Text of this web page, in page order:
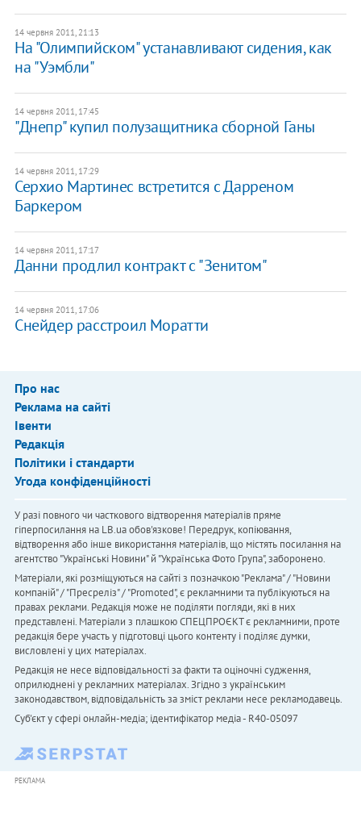
14 червня 2011, 21:13
На "Олимпийском" устанавливают сидения, как
на "Уэмбли"
14 червня 2011, 17:45
"Днепр" купил полузащитника сборной Ганы
14 червня 2011, 17:29
Серхио Мартинес встретится с Дарреном
Баркером
14 червня 2011, 17:17
Данни продлил контракт с "Зенитом"
14 червня 2011, 17:06
Снейдер расстроил Моратти
Про нас
Реклама на сайті
Івенти
Редакція
Політики і стандарти
Угода конфіденційності
У разі повного чи часткового відтворення матеріалів пряме
гіперпосилання на LB.ua обов'язкове! Передрук, копіювання,
відтворення або інше використання матеріалів, що містять посилання на
агентство "Українськi Новини" й "Українська Фото Група", заборонено.
Матеріали, які розміщуються на сайті з позначкою "Реклама" / "Новини
компаній" / "Пресреліз" / "Promoted", є рекламними та публікуються на
правах реклами. Редакція може не поділяти погляди, які в них
представлені. Матеріали з плашкою СПЕЦПРОЄКТ є рекламними, проте
редакція бере участь у підготовці цього контенту і поділяє думки,
висловлені у цих матеріалах.
Редакція не несе відповідальності за факти та оціночні судження,
оприлюднені у рекламних матеріалах. Згідно з українським
законодавством, відповідальність за зміст реклами несе рекламодавець.
Cуб'єкт у сфері онлайн-медіа; ідентифікатор медіа - R40-05097
РЕКЛАМА